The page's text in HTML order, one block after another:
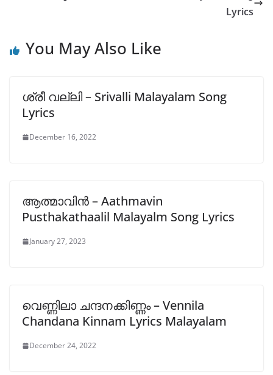
k
Lyrics
You May Also Like
ശ്രീ വല്ലി – Srivalli Malayalam Song
Lyrics
December 16, 2022
ആത്മാവിൻ – Aathmavin
Pusthakathaalil Malayalm Song Lyrics
January 27, 2023
വെണ്ണിലാ ചന്ദനക്കിണ്ണം – Vennila
Chandana Kinnam Lyrics Malayalam
December 24, 2022